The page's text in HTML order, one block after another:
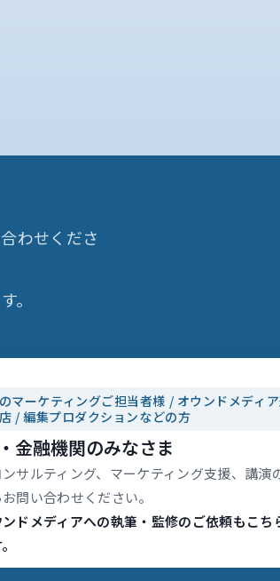
わせくださ
。
マーケティングご担当者様 / オウンドメディ
/ 編集プロダクションなどの方
金融機関のみなさま
サルティング、マーケティング支援、講演
問い合わせください。
ドメディアへの執筆・監修のご依頼もこち